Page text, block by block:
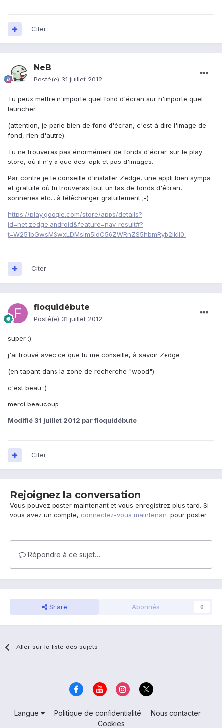
Citer
NeB
Posté(e) 31 juillet 2012
Tu peux mettre n'importe quel fond d'écran sur n'importe quel
launcher.
(attention, je parle bien de fond d'écran, c'est à dire l'image de
fond, rien d'autre).
Tu ne trouveras pas énormément de fonds d'écran sur le play
store, où il n'y a que des .apk et pas d'images.
Par contre je te conseille d'installer Zedge, une appli bien sympa
et gratuite où tu trouveras tout un tas de fonds d'écran,
sonneries etc... à télécharger gratuitement ;-)
https://play.google.com/store/apps/details?
id=net.zedge.android&feature=nav_result#?
t=W251bGwsMSwxLDMsIm5ldC56ZWRnZS5hbmRyb2lkIl0.
Citer
floquidébute
Posté(e) 31 juillet 2012
super :)
j'ai trouvé avec ce que tu me conseille, à savoir Zedge
(en tapant dans la zone de recherche "wood")
c'est beau :)
merci beaucoup
Modifié 31 juillet 2012 par floquidébute
Citer
Rejoignez la conversation
Vous pouvez poster maintenant et vous enregistrez plus tard. Si
vous avez un compte, connectez-vous maintenant pour poster.
Répondre à ce sujet…
Share Abonnés 0
Aller sur la liste des sujets
Langue Politique de confidentialité
Nous contacter
Cookies